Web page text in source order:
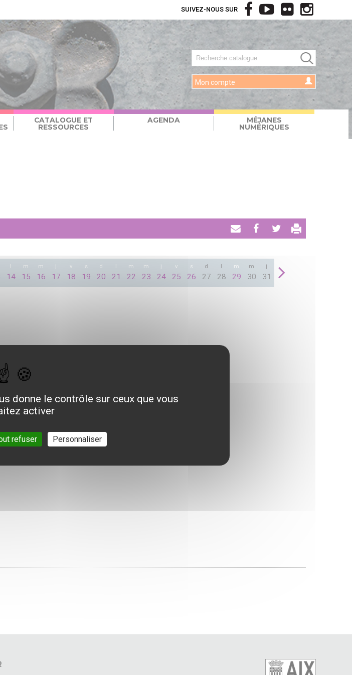
Mon compte
CATALOGUE ET
RESSOURCES
AGENDA
MÉJANES
NUMÉRIQUES
SUIVEZ-NOUS SUR
Envoyer
email
PartagerTweeter
l
14
m
15
m
16
j
17
v
18
s
19
d
20
l
21
m
22
m
23
j
24
v
25
s
26
d
27
l
28
m
29
m
30
j
31
donne le contrôle sur ceux que vous
activer
refuser Personnaliser